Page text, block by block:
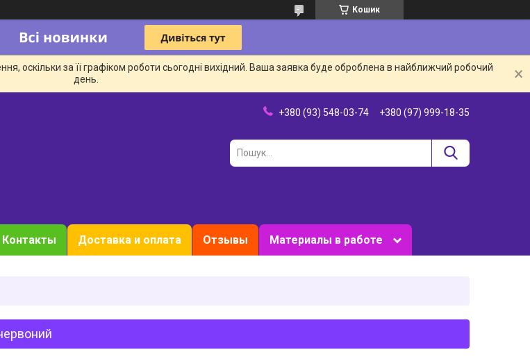
Кошик
оскільки за її графіком роботи сьогодні вихідний. Ваша заявка буде оброблена в найближчий робочий
день.
+380 (93) 548-03-74 +380 (97) 999-18-35
Контакты Доставка и оплата Отзывы Материалы в работе